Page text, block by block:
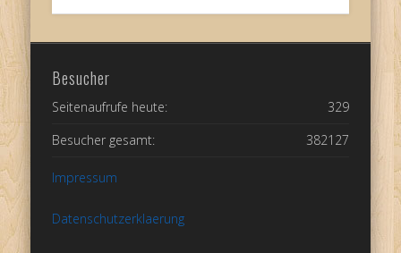
Besucher
329
Seitenaufrufe heute:
382127
Besucher gesamt:
Impressum
Datenschutzerklaerung